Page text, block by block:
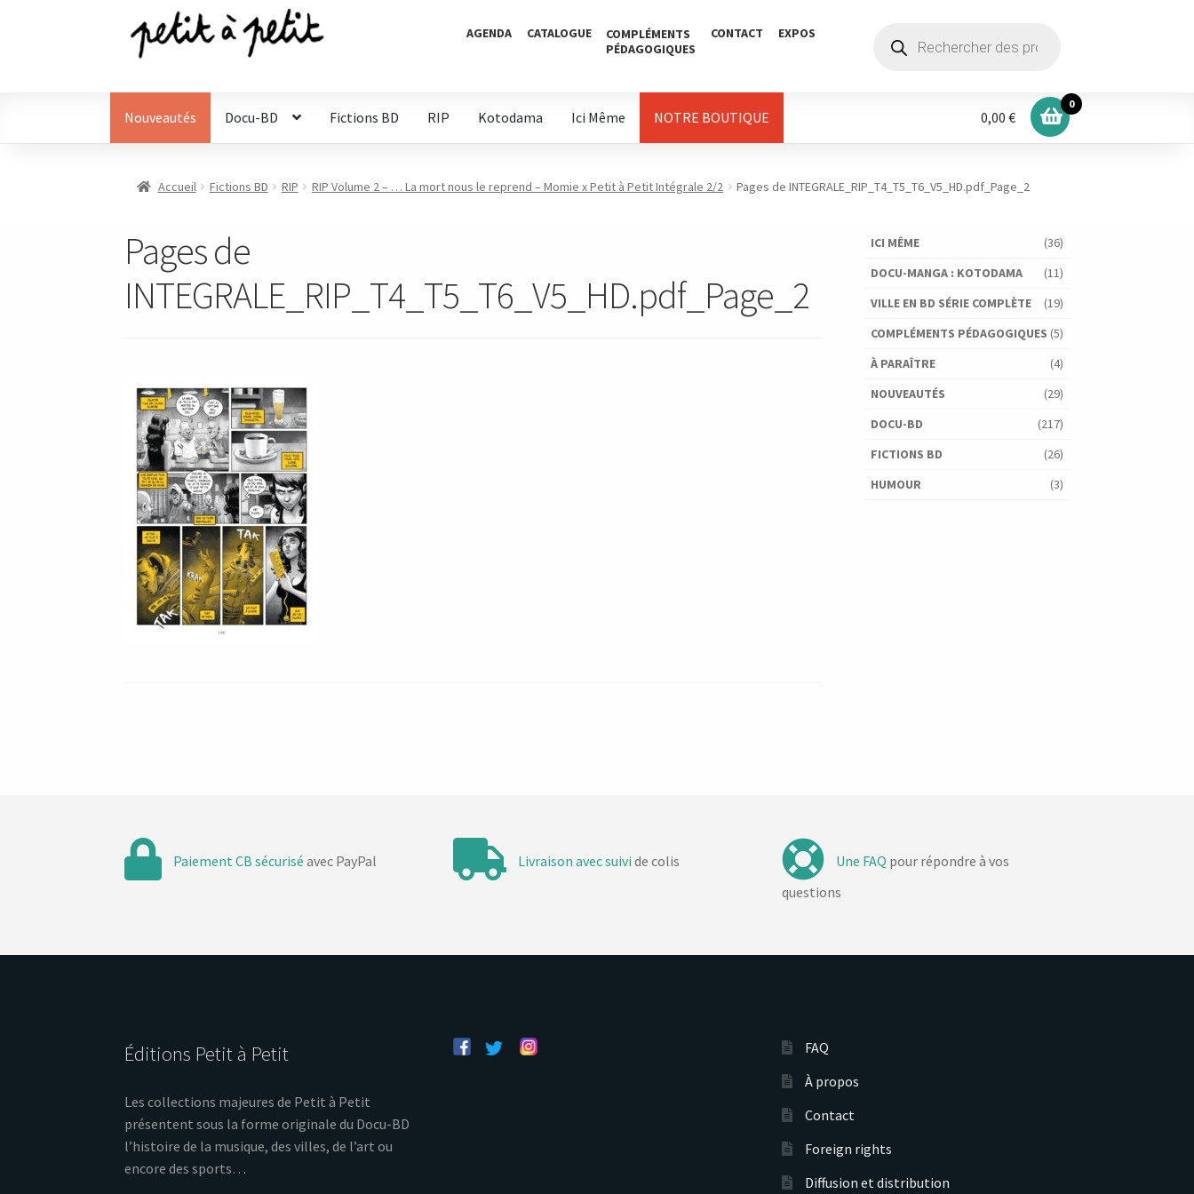
Aller
navigation
Aller
AGENDA CATALOGUE
COMPLÉMENTS
PÉDAGOGIQUES
CONTACT EXPOS
produits
Nouveautés Docu-BD Fictions BD RIP Kotodama Ici Même NOTRE BOUTIQUE 0,00 €
0
Accueil Fictions BD RIP RIP Volume 2 – … La mort nous le reprend – Momie x Petit à Petit Intégrale 2/2 Pages de INTEGRALE_RIP_T4_T5_T6_V5_HD.pdf_Page_2
Pages de
INTEGRALE_RIP_T4_T5_T6_V5_HD.pdf_Page_2
ICI MÊME
(36)
DOCU-MANGA : KOTODAMA
(11)
VILLE EN BD SÉRIE COMPLÈTE
(19)
COMPLÉMENTS PÉDAGOGIQUES (5)
À PARAÎTRE
(4)
NOUVEAUTÉS
(29)
DOCU-BD
(217)
FICTIONS BD
(26)
HUMOUR
(3)
Paiement CB sécurisé avec PayPal Livraison avec suivi de colis Une FAQ pour répondre à vos
questions
Éditions Petit à Petit
Les collections majeures de Petit à Petit
présentent sous la forme originale du Docu-BD
l’histoire de la musique, des villes, de l’art ou
encore des sports…
FAQ
À propos
Contact
Foreign rights
Diffusion et distribution